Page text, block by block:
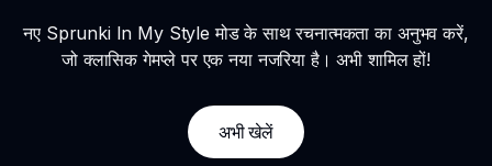
नए Sprunki In My Style मोड के साथ रचनात्मकता का अनुभव करें,
जो क्लासिक गेमप्ले पर एक नया नजरिया है। अभी शामिल हों!
अभी खेलें